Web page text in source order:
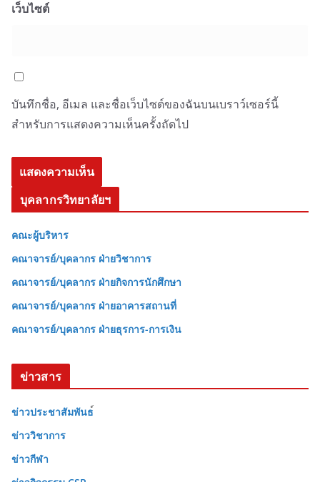
เว็บไซต์
บันทึกชื่อ, อีเมล และชื่อเว็บไซต์ของฉันบนเบราว์เซอร์นี้
สำหรับการแสดงความเห็นครั้งถัดไป
บุคลากรวิทยาลัยฯ
คณะผู้บริหาร
คณาจารย์/บุคลากร ฝ่ายวิชาการ
คณาจารย์/บุคลากร ฝ่ายกิจการนักศึกษา
คณาจารย์/บุคลากร ฝ่ายอาคารสถานที่
คณาจารย์/บุคลากร ฝ่ายธุรการ-การเงิน
ข่าวสาร
ข่าวประชาสัมพันธ
ข่าววิชาการ
ข่าวกีฬา